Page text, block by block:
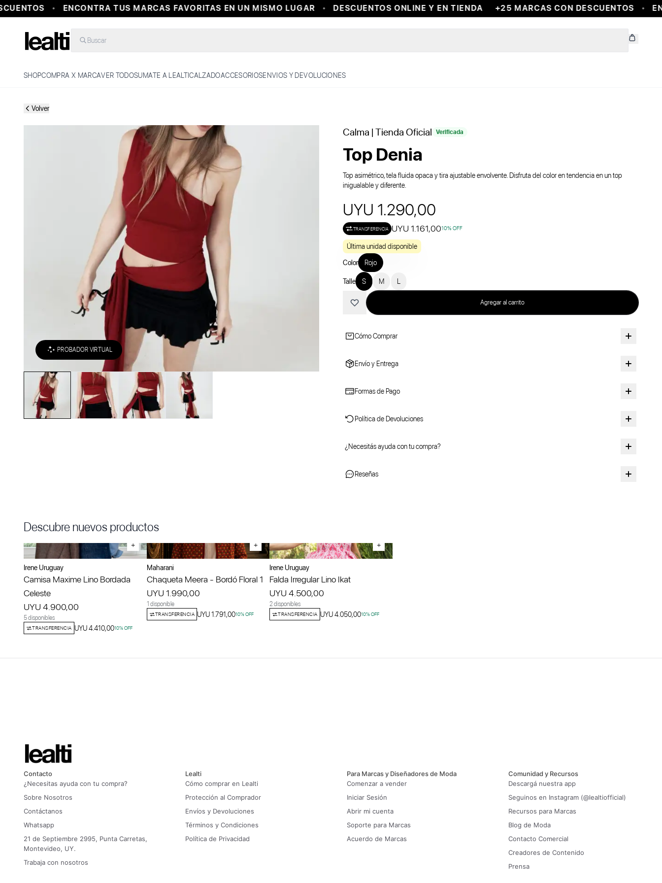
ENCONTRA TUS MARCAS FAVORITAS EN UN MISMO LUGAR DESCUENTOS ONLINE Y EN TIENDA +25 MARCAS CON DESCUENTOS
Buscar
SHOPCOMPRA X MARCAVER TODOSUMATE A LEALTICALZADOACCESORIOSENVIOS Y DEVOLUCIONES
Volver
PROBADOR VIRTUAL
Calma | Tienda Oficial Verificada
Top Denia
Top asimétrico, tela fluida opaca y tira ajustable envolvente. Disfruta del color en tendencia en un top
inigualable y diferente.
UYU 1.290,00
TRANSFERENCIA UYU 1.161,0010% OFF
Última unidad disponible
Color Rojo
Talle S M
Agregar al carrito
Cómo Comprar
Envío y Entrega
Formas de Pago
Política de Devoluciones
¿Necesitás ayuda con tu compra?
Reseñas
Descubre nuevos productos
+
Irene Uruguay
Camisa Maxime Lino Bordada
Celeste
UYU 4.900,00
5 disponibles
TRANSFERENCIA UYU 4.410,0010% OFF
+
Maharani
Chaqueta Meera - Bordó Floral 1
UYU 1.990,00
1 disponible
TRANSFERENCIA UYU 1.791,0010% OFF
+
Irene Uruguay
Falda Irregular Lino Ikat
UYU 4.500,00
2 disponibles
TRANSFERENCIA UYU 4.050,0010% OFF
Contacto
¿Necesitas ayuda con tu compra?
Sobre Nosotros
Contáctanos
Whatsapp
21 de Septiembre 2995, Punta Carretas,
Montevideo, UY.
Trabaja con nosotros
Lealti
Cómo comprar en Lealti
Protección al Comprador
Envíos y Devoluciones
Términos y Condiciones
Política de Privacidad
Para Marcas y Diseñadores de Moda
Comenzar a vender
Iniciar Sesión
Abrir mi cuenta
Soporte para Marcas
Acuerdo de Marcas
Comunidad y Recursos
Descargá nuestra app
Seguinos en Instagram (@lealtiofficial)
Recursos para Marcas
Blog de Moda
Contacto Comercial
Creadores de Contenido
Prensa